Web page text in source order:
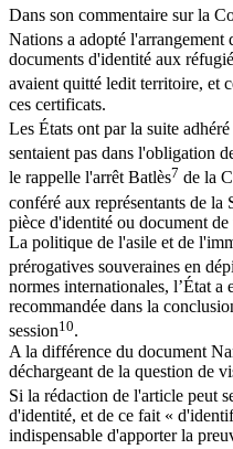
Dans son commentaire sur la
Nations a adopté
documents d'identité aux
avaient quitté ledit territoire, et
ces certificats.
Les États ont par la suite
sentaient pas dans l'obligation
le rappelle l'arrêt Batlès7 de la
conféré aux représentants de
pièce d'identité ou document de
La politique de l'asile et de
prérogatives souveraines en
normes internationales, l’État a
recommandée dans la
session10.
A la différence du document
déchargeant de la question de
Si la rédaction de l'article peut
d'identité, et de ce fait «
indispensable d'apporter la